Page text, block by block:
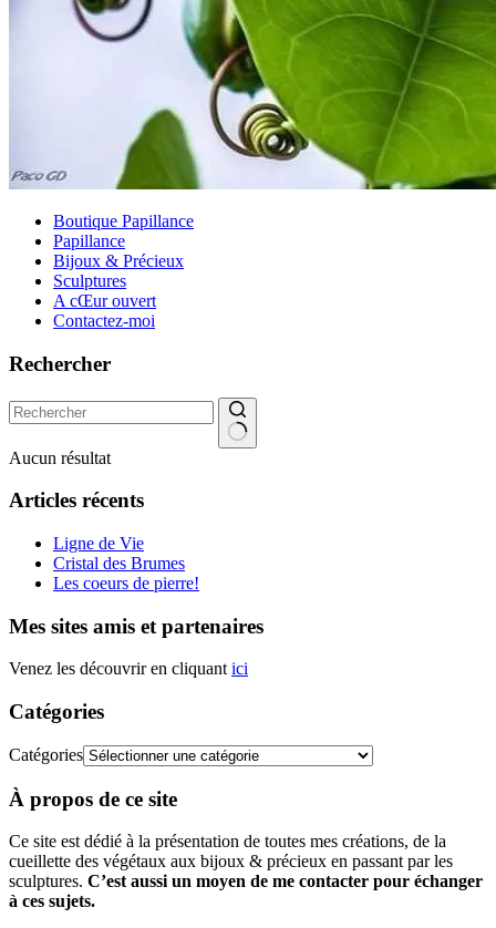
Boutique Papillance
Papillance
Bijoux & Précieux
Sculptures
A cŒur ouvert
Contactez-moi
Rechercher
Aucun résultat
Articles récents
Ligne de Vie
Cristal des Brumes
Les coeurs de pierre!
Mes sites amis et partenaires
Venez les découvrir en cliquantici
Catégories
Catégories
À propos de ce site
Ce site est dédié à la présentation de toutes mes créations, de la
cueillette des végétaux aux bijoux & précieux en passant par les
sculptures. C’est aussi un moyen de me contacter pour échanger
à ces sujets.